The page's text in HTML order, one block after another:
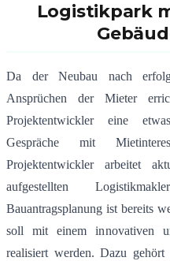
Logistikpark
Da der Neubau nach
Ansprüchen der Mieter
Projektentwickler eine
Gespräche mit
Projektentwickler arbeitet
aufgestellten
Bauantragsplanung ist bereits
soll mit einem innovativen
realisiert werden. Dazu